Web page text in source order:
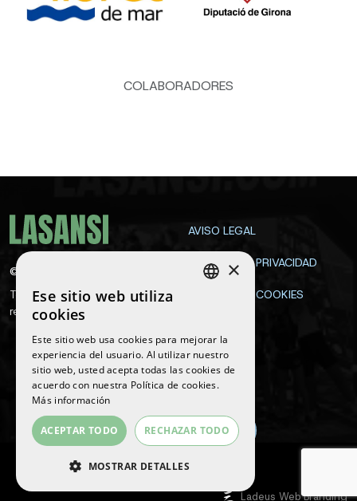
COLABORADORES
©
Todos los derechos
reservados
AVISO LEGAL
POLÍTICA DE PRIVACIDAD
POLÍTICA DE COOKIES
Síguenos
Ladeus Web Branding
CATALAN
×
Ese sitio web utiliza
cookies
Este sitio web usa cookies para mejorar la
experiencia del usuario. Al utilizar nuestro
sitio web, usted acepta todas las cookies de
acuerdo con nuestra Política de cookies.
Más información
ACEPTAR TODO RECHAZAR TODO
MOSTRAR DETALLES
COOKIES ESTRICTAMENTE